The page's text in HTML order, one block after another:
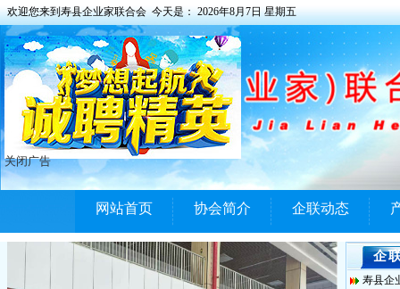
欢迎您来到寿县企业家联合会 今天是：2026年8月7日 星期五
网站首页 协会简介 企联动态
企
寿县企
关闭广告